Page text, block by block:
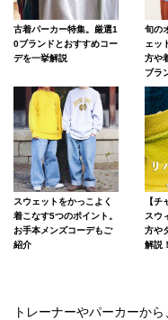
古着パーカー特集。厳選1
0ブランドとおすすめコー
デを一挙解説
旬の
ェッ
方や
ブラ
スウェットをかっこよく
着こなす5つのポイント。
お手本メンズコーデもご
紹介
【
スウ
方や
解説！
トレーナーやパーカーか